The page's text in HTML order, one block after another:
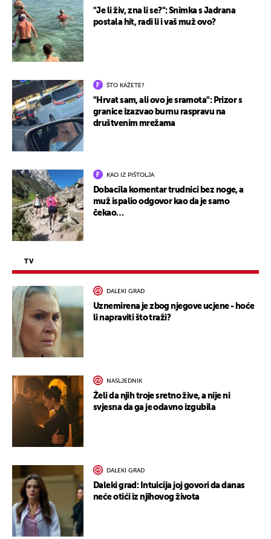
"Je li živ, zna li se?": Snimka s Jadrana
postala hit, radi li i vaš muž ovo?
ŠTO KAŽETE?
"Hrvat sam, ali ovo je sramota": Prizor s
granice izazvao burnu raspravu na
društvenim mrežama
KAO IZ PIŠTOLJA
Dobacila komentar trudnici bez noge, a
muž ispalio odgovor kao da je samo
čekao…
TV
DALEKI GRAD
Uznemirena je zbog njegove ucjene - hoće
li napraviti što traži?
NASLJEDNIK
Želi da njih troje sretno žive, a nije ni
svjesna da ga je odavno izgubila
DALEKI GRAD
Daleki grad: Intuicija joj govori da danas
neće otići iz njihovog života